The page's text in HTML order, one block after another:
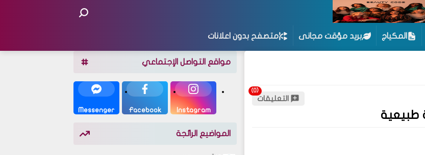
المكياج بريد مؤقت مجانى متصفح بدون اعلانات
التعليقات
مواقع التواصل الإجتماعي
Instagram
Facebook
Messenger
المواضيع الرائجة